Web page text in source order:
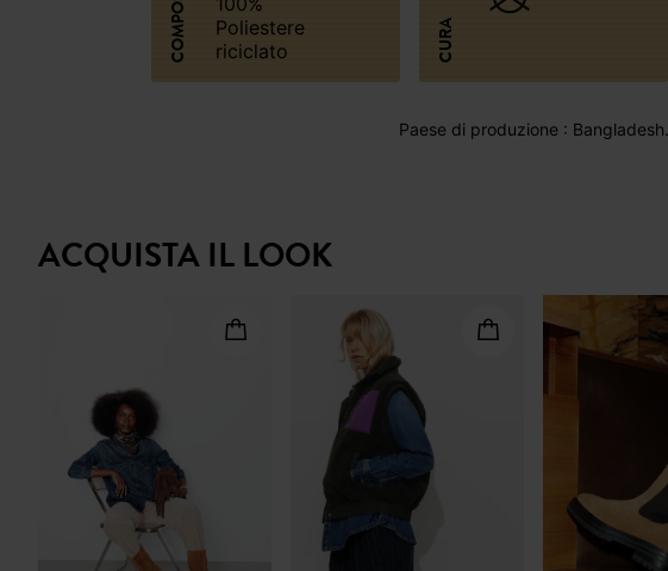
Poliestere
riciclato
CURA
Paese di produzione : Bangladesh.
ACQUISTA IL LOOK